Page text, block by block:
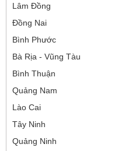
Lâm Đồng
Đồng Nai
Bình Phước
Bà Rịa - Vũng Tàu
Bình Thuận
Quảng Nam
Lào Cai
Tây Ninh
Quảng Ninh